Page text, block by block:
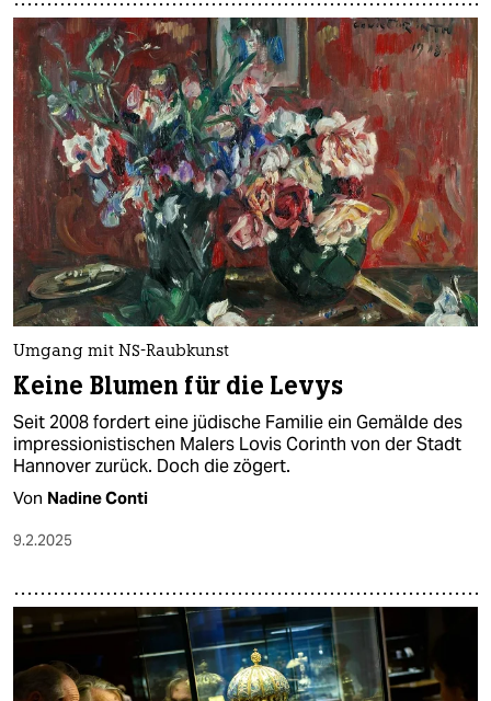
Umgang mit NS-Raubkunst
Keine Blumen für die Levys
Seit 2008 fordert eine jüdische Familie ein Gemälde des
impressionistischen Malers Lovis Corinth von der Stadt
Hannover zurück. Doch die zögert.
Von Nadine Conti
9.2.2025